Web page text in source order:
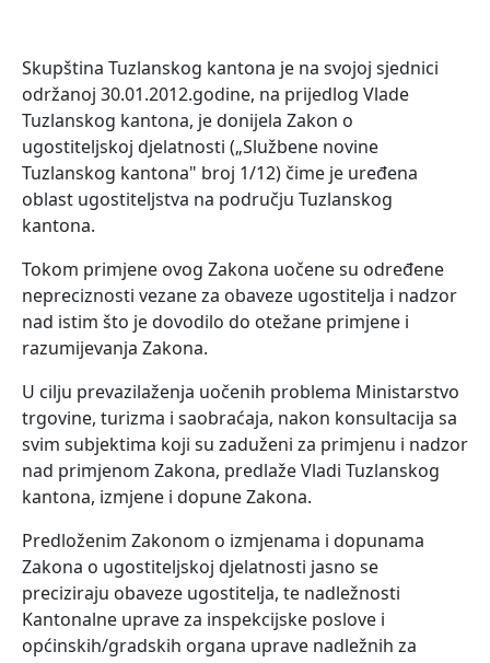
Skupština Tuzlanskog kantona je na svojoj sjednici
održanoj 30.01.2012.godine, na prijedlog Vlade
Tuzlanskog kantona, je donijela Zakon o
ugostiteljskoj djelatnosti („Službene novine
Tuzlanskog kantona" broj 1/12) čime je uređena
oblast ugostiteljstva na području Tuzlanskog
kantona.
Tokom primjene ovog Zakona uočene su određene
nepreciznosti vezane za obaveze ugostitelja i nadzor
nad istim što je dovodilo do otežane primjene i
razumijevanja Zakona.
U cilju prevazilaženja uočenih problema Ministarstvo
trgovine, turizma i saobraćaja, nakon konsultacija sa
svim subjektima koji su zaduženi za primjenu i nadzor
nad primjenom Zakona, predlaže Vladi Tuzlanskog
kantona, izmjene i dopune Zakona.
Predloženim Zakonom o izmjenama i dopunama
Zakona o ugostiteljskoj djelatnosti jasno se
preciziraju obaveze ugostitelja, te nadležnosti
Kantonalne uprave za inspekcijske poslove i
općinskih/gradskih organa uprave nadležnih za